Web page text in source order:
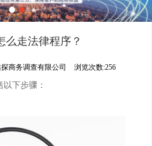
么走法律程序？
商务调查有限公司 浏览次数:256
下步骤：